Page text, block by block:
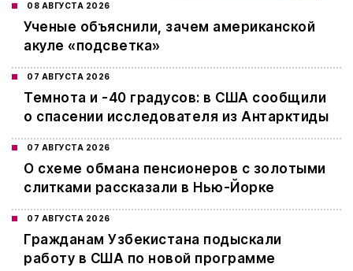
08 АВГУСТА 2026
Ученые объяснили, зачем американской
акуле «подсветка»
07 АВГУСТА 2026
Темнота и -40 градусов: в США сообщили
о спасении исследователя из Антарктиды
07 АВГУСТА 2026
О схеме обмана пенсионеров с золотыми
слитками рассказали в Нью-Йорке
07 АВГУСТА 2026
Гражданам Узбекистана подыскали
работу в США по новой программе